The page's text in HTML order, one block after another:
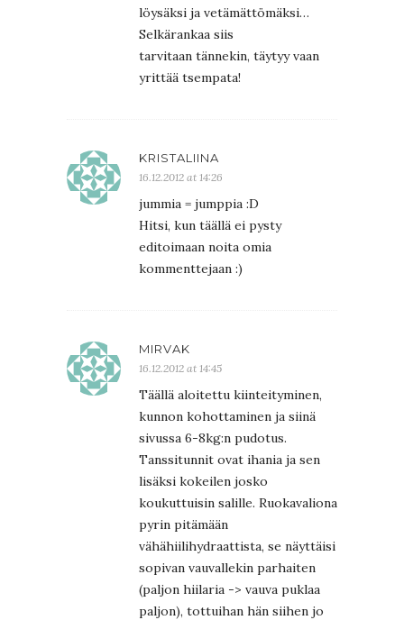
löysäksi ja vetämättömäksi…
Selkärankaa siis
tarvitaan tännekin, täytyy vaan
yrittää tsempata!
KRISTALIINA
16.12.2012 at 14:26
jummia = jumppia :D
Hitsi, kun täällä ei pysty
editoimaan noita omia
kommenttejaan :)
MIRVAK
16.12.2012 at 14:45
Täällä aloitettu kiinteityminen,
kunnon kohottaminen ja siinä
sivussa 6-8kg:n pudotus.
Tanssitunnit ovat ihania ja sen
lisäksi kokeilen josko
koukuttuisin salille. Ruokavaliona
pyrin pitämään
vähähiilihydraattista, se näyttäisi
sopivan vauvallekin parhaiten
(paljon hiilaria -> vauva puklaa
paljon), tottuihan hän siihen jo